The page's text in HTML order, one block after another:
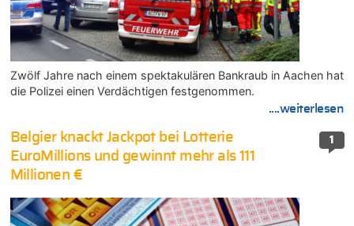
Zwölf Jahre nach einem spektakulären Bankraub in Aachen hat
die Polizei einen Verdächtigen festgenommen.
....weiterlesen
1
Belgier knackt Jackpot bei Lotterie
EuroMillions und gewinnt mehr als 111
Millionen €